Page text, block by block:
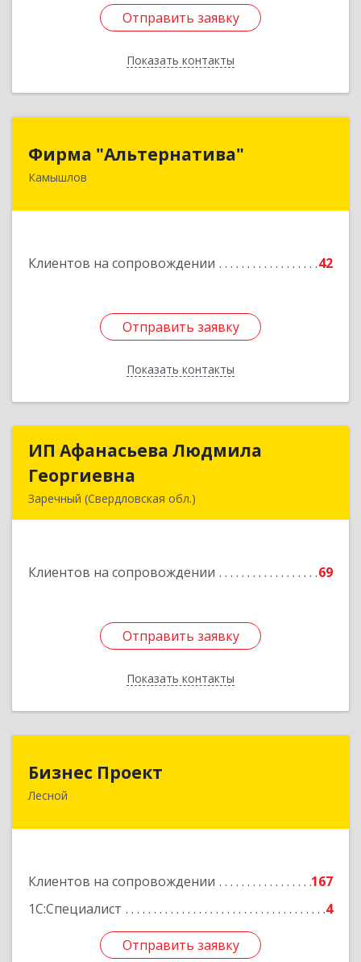
Отправить заявку
Показать контакты
Отправить заявку
Назад
Фирма "Альтернатива"
Камышлов
Клиентов на сопровождении 42
Отправить заявку
Показать контакты
624860, Свердловская обл, Камышлов г, Ленина
Отправить заявку
Назад
ИП Афанасьева Людмила
Георгиевна
Заречный (Свердловская обл.)
Клиентов на сопровождении 69
Отправить заявку
Показать контакты
ИП Афанасьева Людмила
Подробнее
Отправить заявку
Назад
Бизнес Проект
Лесной
Клиентов на сопровождении
167
1С:Специалист
4
Отправить заявку
624200, Свердловская обл, Лесной г, Сиротина
Отправить заявку